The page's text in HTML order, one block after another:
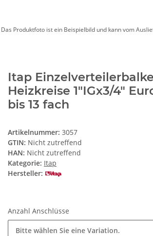
Das Produktfoto ist ein Beispielbild und kann vom
Itap
Heizkreise 1"IGx3/4"
bis 13 fach
Artikelnummer: 3057
GTIN: Nicht zutreffend
HAN: Nicht zutreffend
Kategorie: Itap
Hersteller:
Anzahl Anschlüsse
Bitte wählen Sie eine Variation.